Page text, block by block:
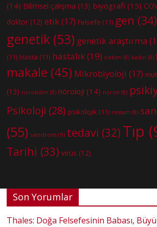
(14) Bilimsel çalışma (13) biyografi (15)
doktor (12) etik(17) Felsefe (11) gen (34)
genetik (53) genetik araştırma
(11) Hasta (11) hastalık(19) hekim (8) kadın (8)
makale (45) Mikrobiyoloji (17)
(13) nörobilim (8) nöroloji (14) nöron (8)
Psikoloji (28) psikolojik (11) ressam (8)
(55) sendrom (9) tedavi (32) Tıp
Tarihi (33) virüs (12)
Son Yorumlar
Thales: Doğa Felsefesinin Babası,